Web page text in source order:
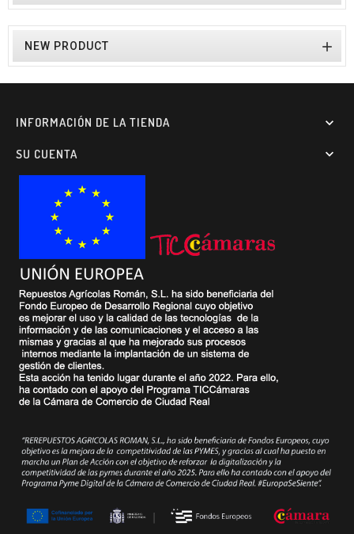
NEW PRODUCT 
INFORMACIÓN DE LA TIENDA 
SU CUENTA 